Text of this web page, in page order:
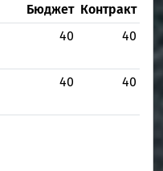
Бюджет Контракт
40 40
40 40